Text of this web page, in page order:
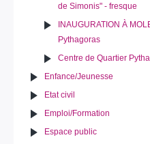
de Simonis" - fresque
INAUGURATION À
Pythagoras
Centre de Quartier
Enfance/Jeunesse
Etat civil
Emploi/Formation
Espace public